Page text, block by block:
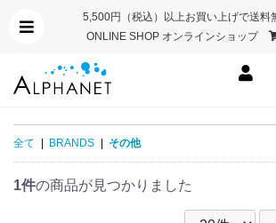
5,500円（税込）以上お買い上げで送
ONLINE SHOP オンラインショップ
全て BRANDS その他
1件の商品が見つかりました